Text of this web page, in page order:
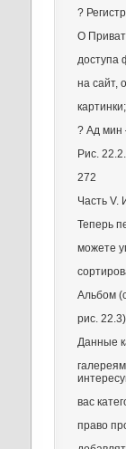
?
О
доступа
на сайт,
картинки;
? Ад мин
Рис.
272
Часть V.
Теперь
можете
Альбом
рис.
Данные
вас
право